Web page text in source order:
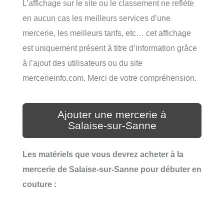
L’affichage sur le site ou le classement ne reflète
en aucun cas les meilleurs services d’une
mercerie, les meilleurs tarifs, etc… cet affichage
est uniquement présent à titre d’information grâce
à l’ajout des utilisateurs ou du site
mercerieinfo.com. Merci de votre compréhension.
Ajouter une mercerie à
Salaise-sur-Sanne
Les matériels que vous devrez acheter à la
mercerie de Salaise-sur-Sanne pour débuter en
couture :